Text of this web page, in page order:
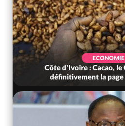
ECONOMIE
Côte d'Ivoire : Cacao,
définitivement la page